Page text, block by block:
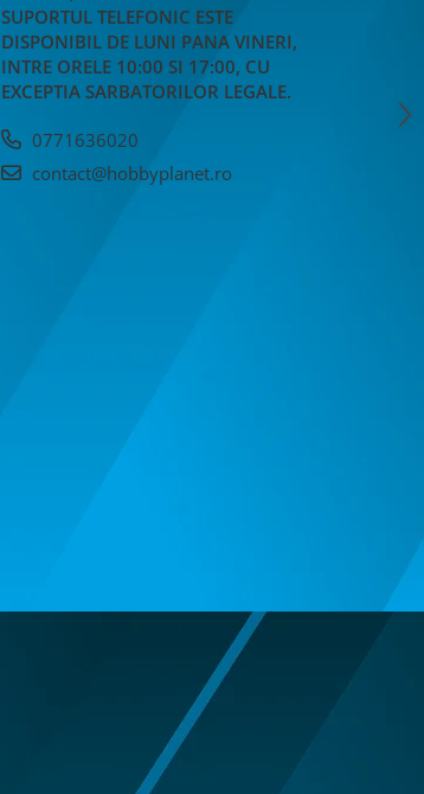
SUPORTUL TELEFONIC ESTE
DISPONIBIL DE LUNI PANA VINERI,
INTRE ORELE 10:00 SI 17:00, CU
EXCEPTIA SARBATORILOR LEGALE.
0771636020
contact@hobbyplanet.ro